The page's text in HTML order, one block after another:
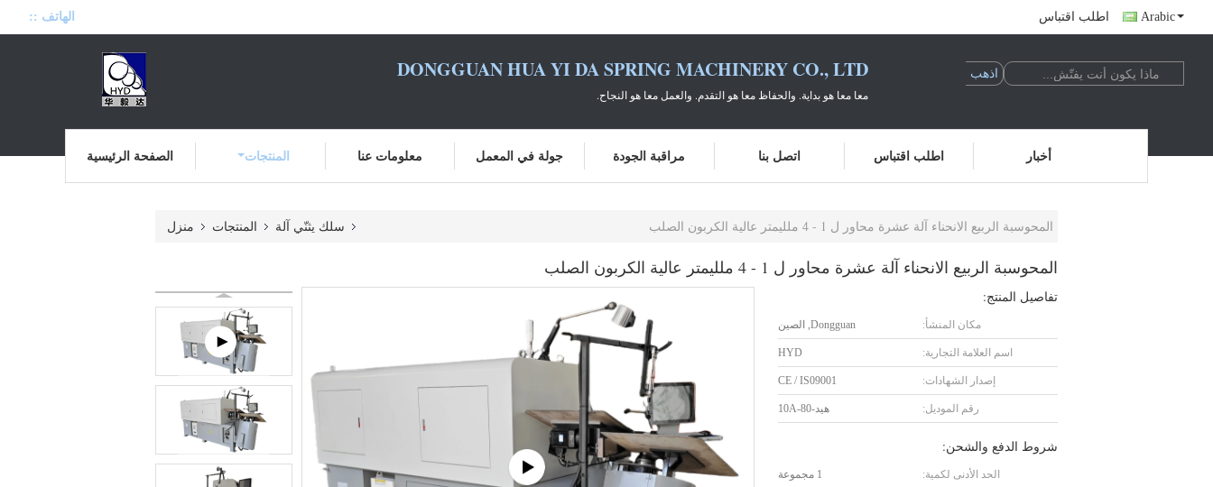
الهاتف :: اطلب اقتباس Arabic
DONGGUAN HUA YI DA SPRING MACHINERY CO., LTD
معا معا هو بداية. والحفاظ معا هو التقدم. والعمل معا هو النجاح.
الصفحة الرئيسية المنتجات معلومات عنا جولة في المعمل مراقبة الجودة اتصل بنا اطلب اقتباس أخبار
منزل المنتجات سلك يثنّي آلة المحوسبة الربيع الانحناء آلة عشرة محاور ل 1 - 4 ملليمتر عالية الكربون الصلب
المحوسبة الربيع الانحناء آلة عشرة محاور ل 1 - 4 ملليمتر عالية الكربون الصلب
تفاصيل المنتج:
مكان المنشأ: Dongguan, الصين
اسم العلامة التجارية: HYD
إصدار الشهادات: CE / IS09001
رقم الموديل: هيد-80-10A
شروط الدفع والشحن:
الحد الأدنى لكمية: 1 مجموعة